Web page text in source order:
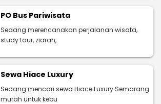
PO Bus Pariwisata
Sedang merencanakan perjalanan wisata,
study tour, ziarah,
Sewa Hiace Luxury
Sedang mencari sewa Hiace Luxury Semarang
murah untuk kebu